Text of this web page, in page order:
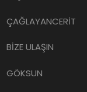
ÇAĞLAYANCERİT
BİZE ULAŞIN
GÖKSUN